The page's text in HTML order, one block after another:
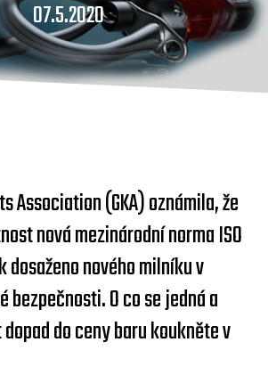
07.5.2020
Association (GKA) oznámila, že
nová mezinárodní norma ISO
dosaženo nového milníku v
bezpečnosti. O co se jedná a
do ceny baru koukněte v